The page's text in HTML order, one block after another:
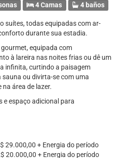
4 Camas 4 baños
suítes, todas equipadas com ar-
durante sua estadia.
equipada com
à lareira nas noites frias ou dê um
infinita, curtindo a paisagem
sauna ou divirta-se com uma
área de lazer.
e espaço adicional para
29.000,00 + Energia do período
20.000,00 + Energia do período